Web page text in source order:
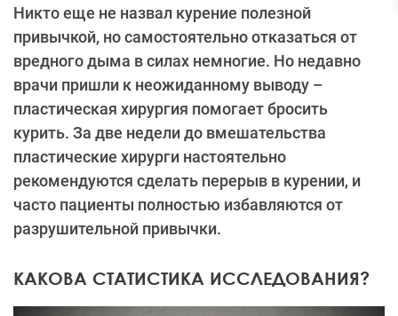
Никто еще не назвал курение полезной
привычкой, но самостоятельно отказаться от
вредного дыма в силах немногие. Но недавно
врачи пришли к неожиданному выводу –
пластическая хирургия помогает бросить
курить. За две недели до вмешательства
пластические хирурги настоятельно
рекомендуются сделать перерыв в курении, и
часто пациенты полностью избавляются от
разрушительной привычки.
КАКОВА СТАТИСТИКА ИССЛЕДОВАНИЯ?